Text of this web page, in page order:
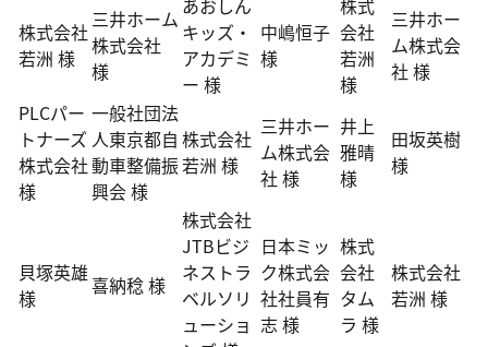
株式会社
若洲 様
三井ホーム
株式会社
様
あおしん
キッズ・
アカデミ
ー 様
中嶋恒子
様
株式
会社
若洲
様
三井ホー
ム株式会
社 様
PLCパー
トナーズ
株式会社
様
一般社団法
人東京都自
動車整備振
興会 様
株式会社
若洲 様
三井ホー
ム株式会
社 様
井上
雅晴
様
田坂英樹
様
貝塚英雄
様
喜納稔 様
株式会社
JTBビジ
ネストラ
ベルソリ
ューショ
日本ミッ
ク株式会
社社員有
志 様
株式
会社
タム
ラ 様
株式会社
若洲 様